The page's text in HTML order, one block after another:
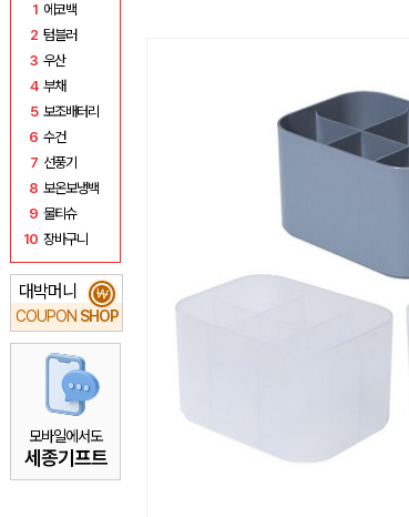
1 에코백
2 텀블러
3 우산
4 부채
5 보조배터리
6 수건
7 선풍기
8 보온보냉백
9 물티슈
10 장바구니
대박머니
COUPON SHOP
₩
모바일에서도
세종기프트